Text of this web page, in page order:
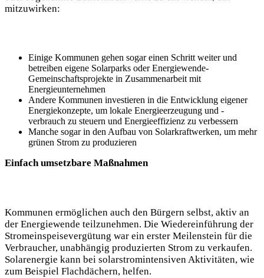
mitzuwirken:
Einige Kommunen gehen sogar einen Schritt weiter und
betreiben eigene Solarparks oder Energiewende-
Gemeinschaftsprojekte in Zusammenarbeit mit
Energieunternehmen
Andere Kommunen investieren in die Entwicklung eigener
Energiekonzepte, um lokale Energieerzeugung und -
verbrauch zu steuern und Energieeffizienz zu verbessern
Manche sogar in den Aufbau von Solarkraftwerken, um mehr
grünen Strom zu produzieren
Einfach umsetzbare Maßnahmen
Kommunen ermöglichen auch den Bürgern selbst, aktiv an
der Energiewende teilzunehmen. Die Wiedereinführung der
Stromeinspeisevergütung war ein erster Meilenstein für die
Verbraucher, unabhängig produzierten Strom zu verkaufen.
Solarenergie kann bei solarstromintensiven Aktivitäten, wie
zum Beispiel Flachdächern, helfen.